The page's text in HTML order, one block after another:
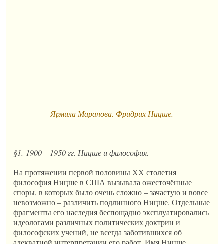
Ярмила Маранова. Фридрих Ницше.
§1. 1900 – 1950 гг. Ницше и философия.
На протяжении первой половины XX столетия
философия Ницше в США вызывала ожесточённые
споры, в которых было очень сложно – зачастую и вовсе
невозможно – различить подлинного Ницше. Отдельные
фрагменты его наследия беспощадно эксплуатировались
идеологами различных политических доктрин и
философских учений, не всегда заботившихся об